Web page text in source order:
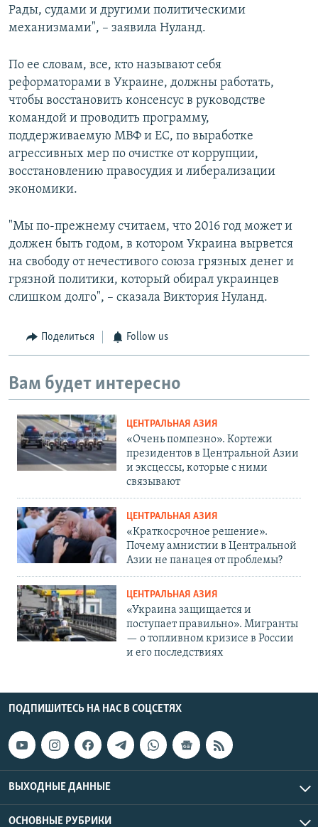
Рады, судами и другими политическими
механизмами", – заявила Нуланд.
По ее словам, все, кто называют себя
реформаторами в Украине, должны работать,
чтобы восстановить консенсус в руководстве
командой и проводить программу,
поддерживаемую МВФ и ЕС, по выработке
агрессивных мер по очистке от коррупции,
восстановлению правосудия и либерализации
экономики.
"Мы по-прежнему считаем, что 2016 год может и
должен быть годом, в котором Украина вырвется
на свободу от нечестивого союза грязных денег и
грязной политики, который обирал украинцев
слишком долго", – сказала Виктория Нуланд.
Поделиться Follow us
Вам будет интересно
ЦЕНТРАЛЬНАЯ АЗИЯ
«Очень помпезно». Кортежи
президентов в Центральной Азии
и эксцессы, которые с ними
связывают
ЦЕНТРАЛЬНАЯ АЗИЯ
«Краткосрочное решение».
Почему амнистии в Центральной
Азии не панацея от проблемы?
ЦЕНТРАЛЬНАЯ АЗИЯ
«Украина защищается и
поступает правильно». Мигранты
— о топливном кризисе в России
и его последствиях
ПОДПИШИТЕСЬ НА НАС В СОЦСЕТЯХ
ВЫХОДНЫЕ ДАННЫЕ
ОСНОВНЫЕ РУБРИКИ